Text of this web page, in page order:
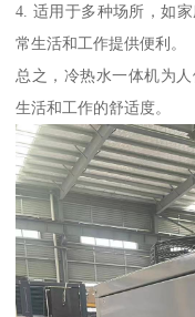
4. 适用于多种场所，如
常生活和工作提供便利。
总之，冷热水一体机为
生活和工作的舒适度。